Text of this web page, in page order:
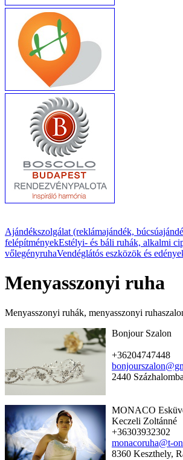
Ajándékszolgálat (reklámajándék,
felépítményekEstélyi- és báli ruhák, alkalmi
vőlegényruhaVendéglátós eszközök és
Menyasszonyi ruha
Menyasszonyi ruhák, menyasszonyi
Bonjour Szalon
+36204747448
2440
MONACO
Keczeli Zoltánné
+36303932302
monacoruha@t-
8360 Keszthely,